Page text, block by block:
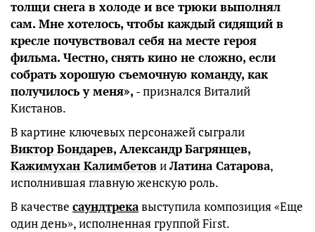
толщи снега в холоде и все трюки выполнял
сам. Мне хотелось, чтобы каждый сидящий в
кресле почувствовал себя на месте героя
фильма. Честно, снять кино не сложно, если
собрать хорошую съемочную команду, как
получилось у меня», - признался Виталий
Кистанов.
В картине ключевых персонажей сыграли
Виктор Бондарев, АлександрБагрянцев,
Кажимухан КалимбетовиЛатина Сатарова,
исполнившая главную женскую роль.
В качестве саундтрекавыступила композиция «Еще
один день», исполненная группой First.